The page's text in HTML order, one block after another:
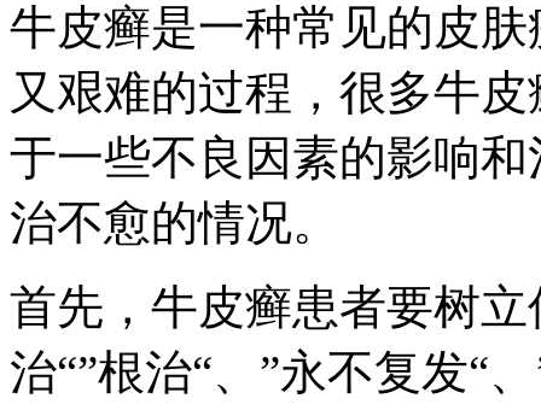
牛皮癣是一种常见的皮
又艰难的过程，很多牛
于一些不良因素的影响
治不愈的情况。
首先，牛皮癣患者要树
治“”根治“、”永不复发“